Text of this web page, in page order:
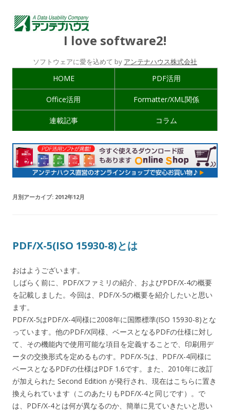
I love software2!
ソフトウェアに愛を込めて by アンテナハウス株式会社
HOME PDF活用
Office活用 Formatter/XML関係
連載記事 コラム
月別アーカイブ: 2012年12月
PDF/X-5(ISO 15930-8)とは
おはようございます。
しばらく前に、PDF/Xファミリの紹介、およびPDF/X-4の概要
を記載しました。今回は、PDF/X-5の概要を紹介したいと思い
ます。
PDF/X-5はPDF/X-4同様に2008年に国際標準(ISO 15930-8)とな
っています。他のPDF/X同様、ベースとなるPDFの仕様に対し
て、その機能内で使用可能な項目を定義することで、印刷用デ
ータの交換形式を定めるものす。PDF/X-5は、PDF/X-4同様に
ベースとなるPDFの仕様はPDF 1.6です。また、2010年に改訂
が加えられた Second Edition が発行され、現在はこちらに置き
換えられています（このあたりもPDF/X-4と同じです）。で
は、PDF/X-4とは何が異なるのか、簡単に見ていきたいと思い